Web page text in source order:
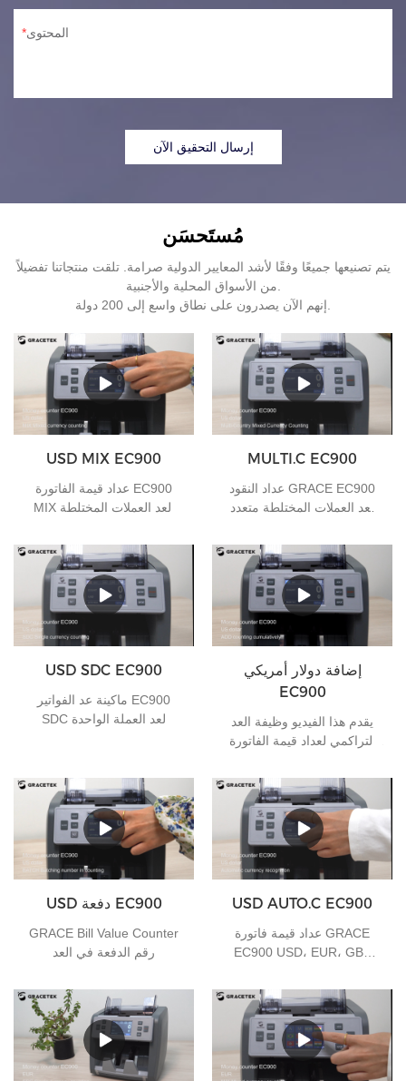
المحتوى
إرسال التحقيق الآن
مُستَحسَن
يتم تصنيعها جميعًا وفقًا لأشد المعايير الدولية صرامة. تلقت منتجاتنا تفضيلاً
USD MIX EC900
عداد قيمة الفاتورة EC900
MULTI.C EC900
عداد النقود GRACE EC900
لعد العملات المختلطة متعدد
USD SDC EC900
ماكينة عد الفواتير EC900
SDC لعد العملة الواحدة
إضافة دولار أمريكي
EC900
يقدم هذا الفيديو وظيفة العد
التراكمي لعداد قيمة الفاتورة
احتياجات، يمكنك الاتصال بنا
USD دفعة EC900
GRACE Bill Value Counter
رقم الدفعة في العد
USD AUTO.C EC900
عداد قيمة فاتورة GRACE
EC900 USD، EUR، GBP